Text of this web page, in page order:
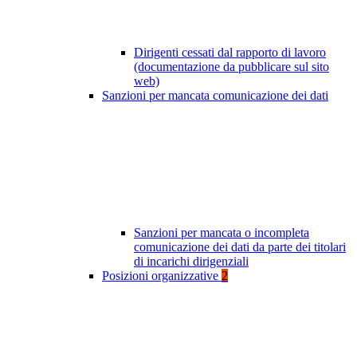
Dirigenti cessati dal rapporto di lavoro
(documentazione da pubblicare sul sito
web)
Sanzioni per mancata comunicazione dei dati
Sanzioni per mancata o incompleta
comunicazione dei dati da parte dei titolari
di incarichi dirigenziali
Posizioni organizzative 2